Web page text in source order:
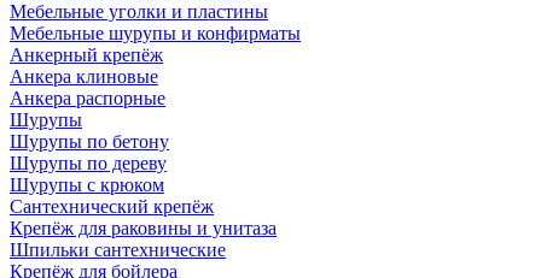
Мебельные уголки и пластины
Мебельные шурупы и конфирматы
Анкерный крепёж
Анкера клиновые
Анкера распорные
Шурупы
Шурупы по бетону
Шурупы по дереву
Шурупы с крюком
Сантехнический крепёж
Крепёж для раковины и унитаза
Шпильки сантехнические
Крепёж для бойлера